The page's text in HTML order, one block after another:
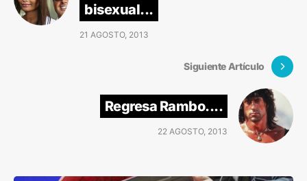
bisexual...
21 AGOSTO, 2013
Siguiente Artículo
Regresa Rambo....
22 AGOSTO, 2013